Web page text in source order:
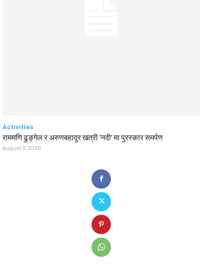
Activities
राममणि ढुङ्गेल र अरुणबहादुर खत्री ‘नदी’ मा पुरस्कार समर्पण
August 3, 2026